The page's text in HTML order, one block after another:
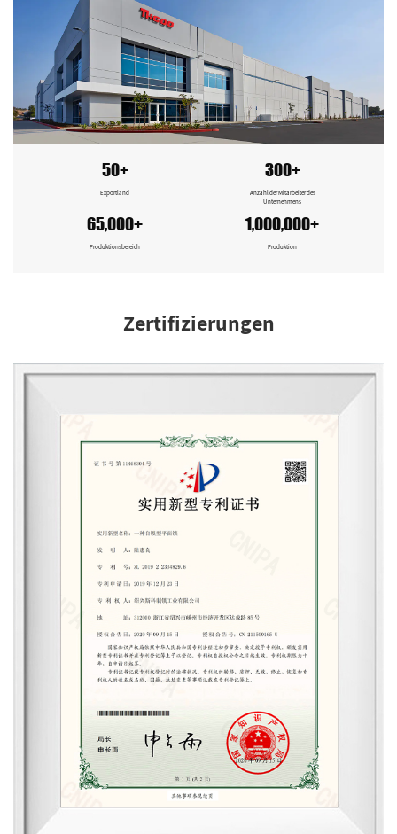
50+
Exportland
300+
Anzahl der Mitarbeiter des
Unternehmens
65,000+
Produktionsbereich
1,000,000+
Produktion
Zertifizierungen